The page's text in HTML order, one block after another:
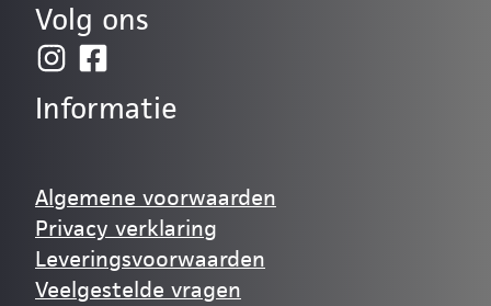
Volg ons
Informatie
Algemene voorwaarden
Privacy verklaring
Leveringsvoorwaarden
Veelgestelde vragen